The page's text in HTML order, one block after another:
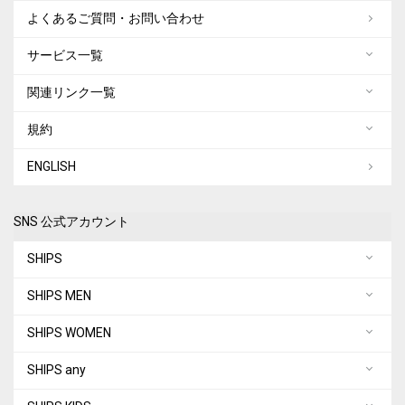
よくあるご質問・お問い合わせ
サービス一覧
関連リンク一覧
規約
ENGLISH
SNS 公式アカウント
SHIPS
SHIPS MEN
SHIPS WOMEN
SHIPS any